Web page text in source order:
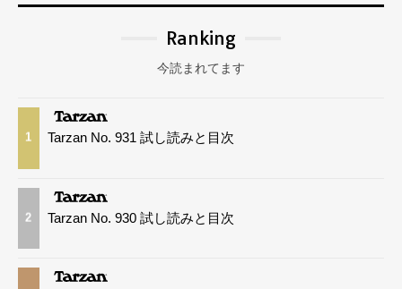
Ranking
今読まれてます
1 Tarzan No. 931 試し読みと目次
2 Tarzan No. 930 試し読みと目次